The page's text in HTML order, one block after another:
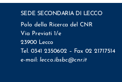
SEDE SECONDARIA DI LECCO
Polo della Ricerca del CNR
Via Previati 1/e
23900 Lecco
Tel. 0341 2350602 – Fax 02 21717514
e-mail: lecco.ibsbc@cnr.it